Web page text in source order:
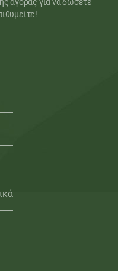
αγοράς για να δώσετε